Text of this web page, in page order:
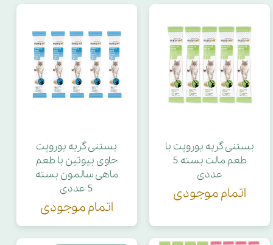
بستنی گربه یوروپت با
طعم مالت بسته 5
عددی
اتمام موجودی
بستنی گربه یوروپت
حاوی بیوتین با طعم
ماهی سالمون بسته
5 عددی
اتمام موجودی